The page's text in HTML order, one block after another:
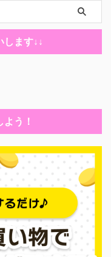
します↓↓
う！